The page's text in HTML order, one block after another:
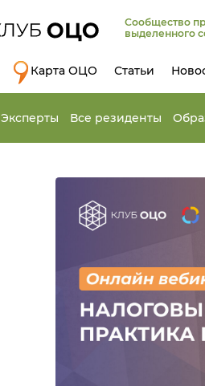
Сообщество
выделенного
Карта ОЦО Статьи
Эксперты Все резиденты